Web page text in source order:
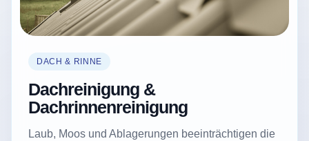
DACH & RINNE
Dachreinigung &
Dachrinnenreinigung
Laub, Moos und Ablagerungen beeinträchtigen die